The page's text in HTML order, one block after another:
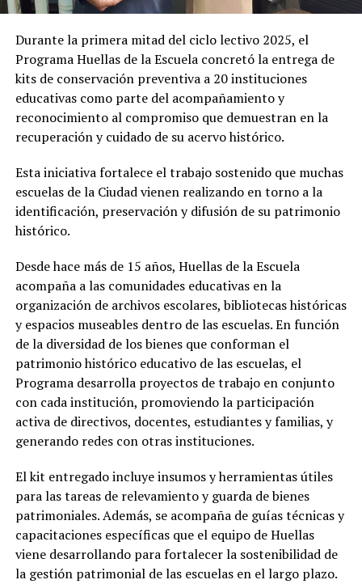
Durante la primera mitad del ciclo lectivo 2025, el
Programa Huellas de la Escuela concretó la entrega de
kits de conservación preventiva a 20 instituciones
educativas como parte del acompañamiento y
reconocimiento al compromiso que demuestran en la
recuperación y cuidado de su acervo histórico.
Esta iniciativa fortalece el trabajo sostenido que muchas
escuelas de la Ciudad vienen realizando en torno a la
identificación, preservación y difusión de su patrimonio
histórico.
Desde hace más de 15 años, Huellas de la Escuela
acompaña a las comunidades educativas en la
organización de archivos escolares, bibliotecas históricas
y espacios museables dentro de las escuelas. En función
de la diversidad de los bienes que conforman el
patrimonio histórico educativo de las escuelas, el
Programa desarrolla proyectos de trabajo en conjunto
con cada institución, promoviendo la participación
activa de directivos, docentes, estudiantes y familias, y
generando redes con otras instituciones.
El kit entregado incluye insumos y herramientas útiles
para las tareas de relevamiento y guarda de bienes
patrimoniales. Además, se acompaña de guías técnicas y
capacitaciones específicas que el equipo de Huellas
viene desarrollando para fortalecer la sostenibilidad de
la gestión patrimonial de las escuelas en el largo plazo.